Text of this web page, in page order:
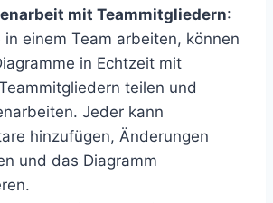
mit Teammitgliedern:
in einem Team arbeiten, können
in Echtzeit mit
teilen und
Jeder kann
hinzufügen, Änderungen
und das Diagramm